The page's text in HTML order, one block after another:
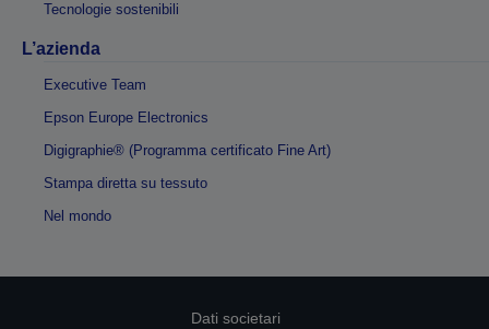
Tecnologie sostenibili
L’azienda
Executive Team
Epson Europe Electronics
Digigraphie® (Programma certificato Fine Art)
Stampa diretta su tessuto
Nel mondo
Dati societari